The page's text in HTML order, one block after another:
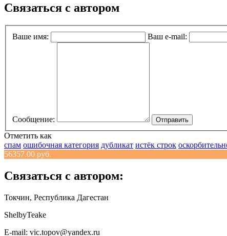
Связаться с автором
Ваше имя: Ваш e-mail:
Сообщение: Отправить
Отметить как
спам ошибочная категория дубликат истёк строк
56357.00 руб.
Связаться с автором:
Токчин, Республика Дагестан
ShelbyTeake
E-mail: vic.topov@yandex.ru